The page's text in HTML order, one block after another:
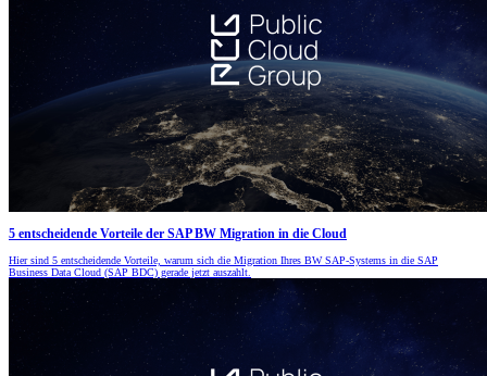
5 entscheidende Vorteile der SAP BW Migration in die Cloud
Hier sind 5 entscheidende Vorteile, warum sich die Migration Ihres BW SAP-Systems in die SAP
Business Data Cloud (SAP BDC) gerade jetzt auszahlt.